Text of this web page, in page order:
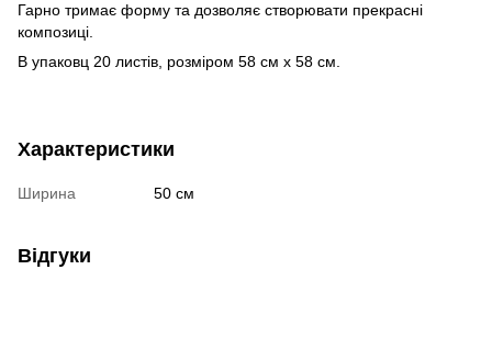
Гарно тримає форму та дозволяє створювати прекрасні
композиці.
В упаковц 20 листів, розміром 58 см х 58 см.
Характеристики
Ширина 50 см
Відгуки